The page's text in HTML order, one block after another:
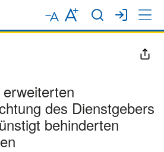
des Dienstgebers
behinderten